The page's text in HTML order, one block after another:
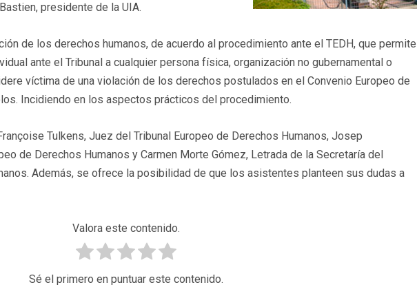
presidente de la UIA.
de los derechos humanos, de acuerdo al procedimiento ante el TEDH, que permite
ante el Tribunal a cualquier persona física, organización no gubernamental o
víctima de una violación de los derechos postulados en el Convenio Europeo de
Incidiendo en los aspectos prácticos del procedimiento.
Tulkens, Juez del Tribunal Europeo de Derechos Humanos, Josep
de Derechos Humanos y Carmen Morte Gómez, Letrada de la Secretaría del
Además, se ofrece la posibilidad de que los asistentes planteen sus dudas a
Valora este contenido.
Sé el primero en puntuar este contenido.